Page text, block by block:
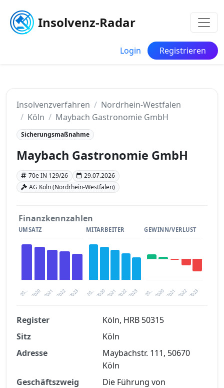
Insolvenz-Radar
Login Registrieren
Insolvenzverfahren
Nordrhein-Westfalen
Köln
Maybach Gastronomie GmbH
Sicherungsmaßnahme
Maybach Gastronomie GmbH
70e IN 129/26
29.07.2026
AG Köln (Nordrhein-Westfalen)
Finanzkennzahlen
UMSATZ
20… 2021 2023
2020 2022
MITARBEITER
20… 2021 2023
2020 2022
GEWINN/VERLUST
20… 2021 2023
2020 2022
Finanzkennzahlen nach kostenloser
Registrierung verfügbar
Jetzt kostenlos registrieren
Register
Köln, HRB 50315
Sitz
Köln
Adresse
Maybachstr. 111, 50670
Köln
Geschäftszweig
Die Führung von